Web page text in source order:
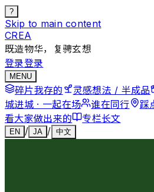
?
Skip to main content
CREA
既造物华，复骋玄想
登录登录
MENU
碎片我存的 灵感想法 / 半成品
城进城 · 一起在场 谁在同行 踩
看大家做出来的 专栏长文
EN / JA / 中文